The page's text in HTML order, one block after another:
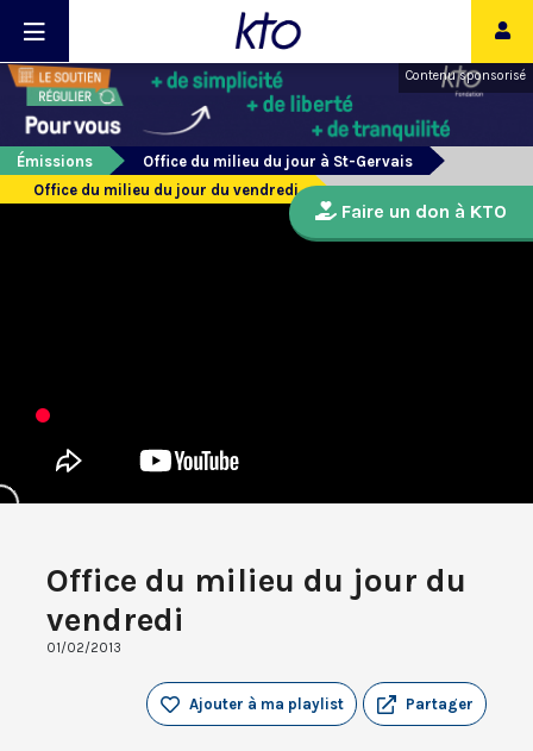
Contenu sponsorisé
Émissions
Office du milieu du jour à St-Gervais
Office du milieu du jour du vendredi
Office du milieu du jour du
vendredi
01/02/2013
Partager
Ajouter à ma playlist
Faire un don à KTO